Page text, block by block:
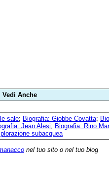
Vedi Anche
sale; Biografia: Giobbe Covatta;
Jean Alesi; Biografia: Rino
subacquea
nel tuo sito o nel tuo blog